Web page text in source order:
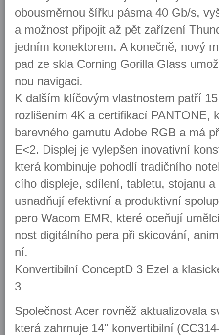
obou­směr­nou šířku pásma 40 Gb/s,
a mož­nost při­po­jit až pět za­ří­ze­ní
jed­ním ko­nek­to­rem. A ko­neč­ně, nový
pad ze skla Cor­ning Go­ril­la Glass
nou na­vi­ga­ci.
K dal­ším klí­čo­vým vlast­nos­tem patří
roz­li­še­ním 4K a cer­ti­fi­ka­cí PAN­TO­NE,
ba­rev­né­ho ga­mu­tu Adobe RGB a má
E<2. Dis­plej je vy­lep­šen ino­va­tiv­ní
která kom­bi­nu­je po­hod­lí tra­dič­ní­ho
cí­ho dis­ple­je, sdí­le­ní, table­tu, sto­ja­nu a
usnadňují efek­tiv­ní a pro­duk­tiv­ní
pero Wacom EMR, které oceňují
nost di­gi­tál­ní­ho pera při ski­co­vá­ní,
ní.
Kon­ver­ti­bil­ní Con­ceptD 3 Ezel a
3
Spo­leč­nost Acer rov­něž ak­tu­a­li­zo­va­la
která za­hr­nu­je 14" kon­ver­ti­bil­ní